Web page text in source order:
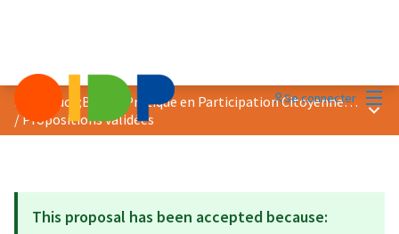
Se connecter
Prix &quot;Bonne Pratique en Participation Citoyenne&quot; 2021
/Propositions validées
This proposal has been accepted because: